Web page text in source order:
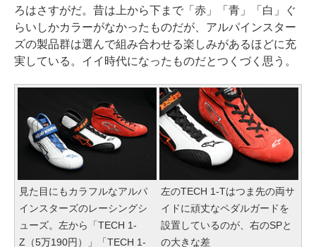
ろはさすがだ。昔は上から下まで「赤」「青」「白」ぐ
らいしかカラーがなかったものだが、アルパインスター
ズの製品群は選んで組み合わせる楽しみがあるほどに充
実している。イイ時代になったものだとつくづく思う。
見た目にもカラフルなアルパ
インスターズのレーシングシ
ューズ。左から「TECH 1-
Z（5万190円）」「TECH 1-
左のTECH 1-Tはつま先の両サ
イドに頑丈なペダルガードを
設置しているのが、右のSPと
の大きな差